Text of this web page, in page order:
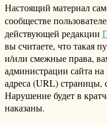
Настоящий материал
сообществе
действующей редакции
вы считаете, что такая
и/или смежные права,
администрации сайта
адреса (URL)
Нарушение будет в
наказаны.